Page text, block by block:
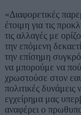
«Διαφορετικές
έτοιμη για τις
τις αλλαγές με
την επόμενη
την επίσημη
να μπορούμε να
χρωστούσε στον
πολιτικές δυνάμεις
εγχείρημα μας
αναφέρει ο